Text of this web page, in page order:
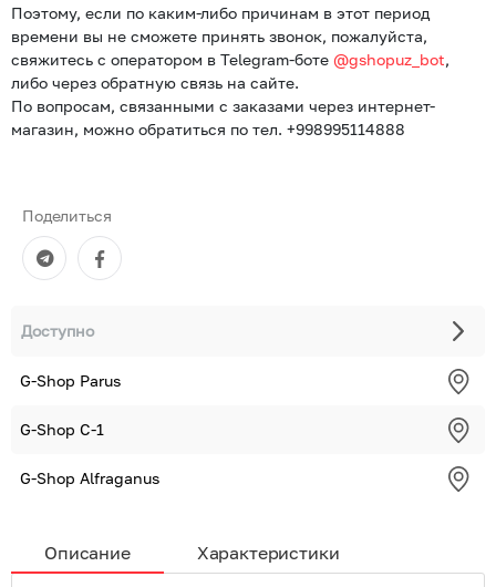
Поэтому, если по каким-либо причинам в этот период
времени вы не сможете принять звонок, пожалуйста,
свяжитесь с оператором в Telegram-боте @gshopuz_bot,
либо через обратную связь на сайте.
По вопросам, связанными с заказами через интернет-
магазин, можно обратиться по тел. +998995114888
Поделиться
Доступно
G-Shop Parus
G-Shop С-1
G-Shop Alfraganus
Описание Характеристики